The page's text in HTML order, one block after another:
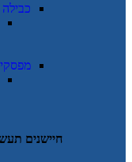
כבילה
חיישנים